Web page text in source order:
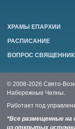
ХРАМЫ ЕПАРХИИ
РАСПИСАНИЕ
ВОПРОС
© 2008-2026 Свято-
Набережные Челны.
Работает под
*Все размещенные на
из открытых